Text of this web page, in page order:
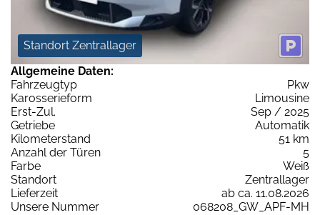
Standort Zentrallager
Allgemeine Daten:
Fahrzeugtyp
Pkw
Karosserieform
Limousine
Erst-Zul.
Sep / 2025
Getriebe
Automatik
Kilometerstand
51 km
Anzahl der Türen
5
Farbe
Weiß
Standort
Zentrallager
Lieferzeit
ab ca. 11.08.2026
Unsere Nummer
068208_GW_APF-MH